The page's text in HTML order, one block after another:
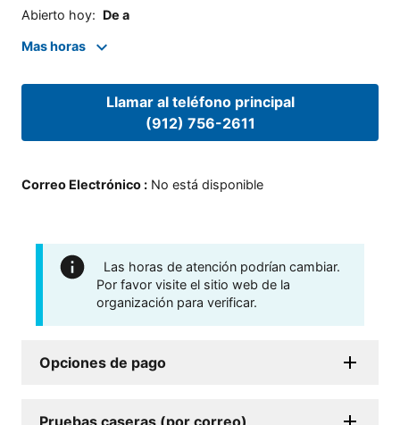
Abierto hoy: De a
Mas horas
Llamar al teléfono principal
(912) 756-2611
Correo Electrónico : No está disponible
Las horas de atención podrían cambiar.
Por favor visite el sitio web de la
organización para verificar.
Opciones de pago
Pruebas caseras (por correo)